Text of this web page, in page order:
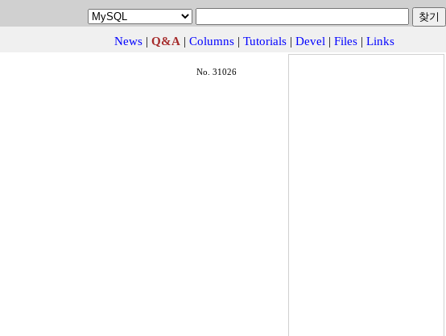
News | Q&A | Columns | Tutorials | Devel | Files | Links
No. 31026